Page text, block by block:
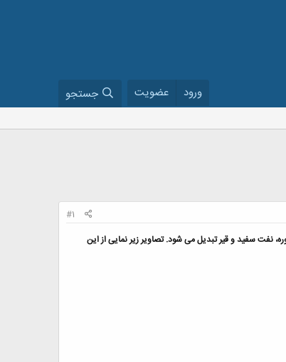
ورود عضویت جستجو
#1
نفت سفید و قیر تبدیل می شود. تصاویر زیر نمایی از این